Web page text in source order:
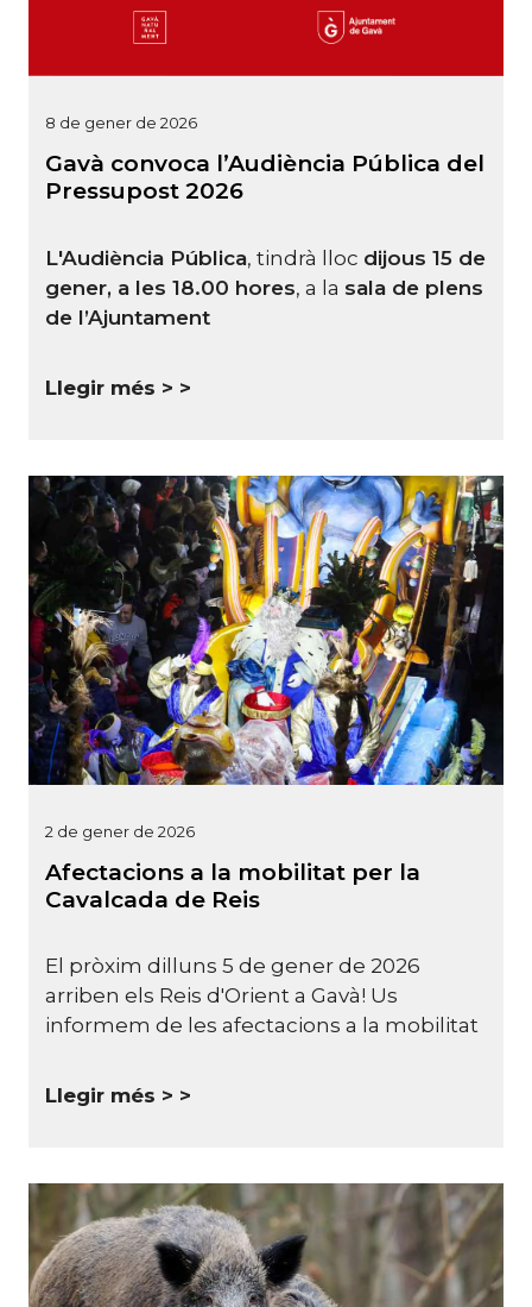
8 de gener de 2026
Gavà convoca l’Audiència Pública del
Pressupost 2026
L'Audiència Pública, tindrà lloc dijous 15 de
gener, a les 18.00 hores, a la sala de plens
de l’Ajuntament
Llegir més >
2 de gener de 2026
Afectacions a la mobilitat per la
Cavalcada de Reis
El pròxim dilluns 5 de gener de 2026
arriben els Reis d'Orient a Gavà! Us
informem de les afectacions a la mobilitat
Llegir més >